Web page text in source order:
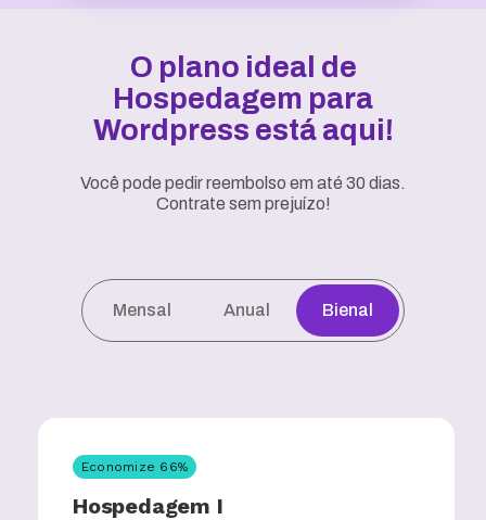
O plano ideal de
Hospedagem para
Wordpress está aqui!
Você pode pedir reembolso em até 30 dias.
Contrate sem prejuízo!
Mensal Anual Bienal
Economize 66%
Hospedagem I